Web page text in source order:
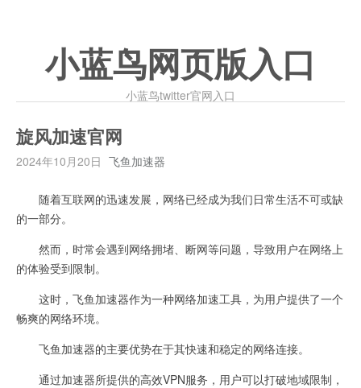
小蓝鸟网页版入口
小蓝鸟twitter官网入口
旋风加速官网
2024年10月20日 飞鱼加速器
随着互联网的迅速发展，网络已经成为我们日常生活不可或缺
的一部分。
然而，时常会遇到网络拥堵、断网等问题，导致用户在网络上
的体验受到限制。
这时，飞鱼加速器作为一种网络加速工具，为用户提供了一个
畅爽的网络环境。
飞鱼加速器的主要优势在于其快速和稳定的网络连接。
通过加速器所提供的高效VPN服务，用户可以打破地域限制，